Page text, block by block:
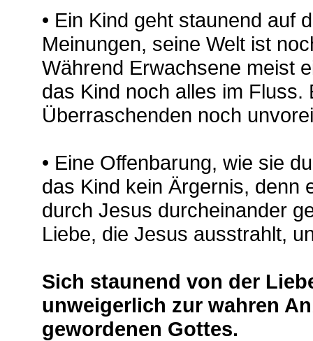
• Ein Kind geht staunend auf
Meinungen, seine Welt ist
Während Erwachsene meist
das Kind noch alles im
Überraschenden noch
• Eine Offenbarung, wie sie
das Kind kein Ärgernis, denn
durch Jesus durcheinander
Liebe, die Jesus ausstrahlt,
Sich staunend von der
unweigerlich zur wahren
gewordenen Gottes.